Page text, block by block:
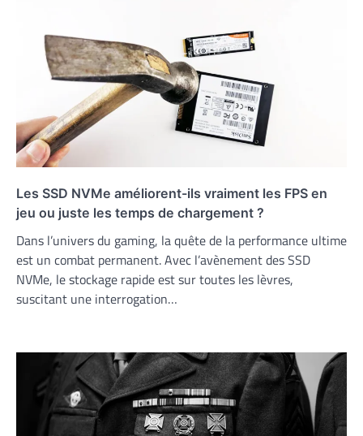
Les SSD NVMe améliorent-ils vraiment les FPS en
jeu ou juste les temps de chargement ?
Dans l’univers du gaming, la quête de la performance ultime
est un combat permanent. Avec l’avènement des SSD
NVMe, le stockage rapide est sur toutes les lèvres,
suscitant une interrogation…